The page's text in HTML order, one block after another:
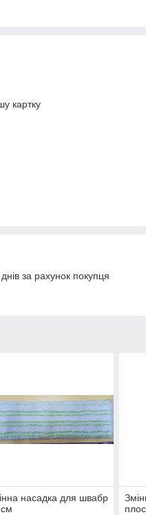
картку
за рахунок покупця
насадка для швабр